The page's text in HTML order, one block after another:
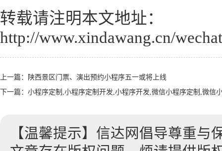
转载请注明本文地址：
http://www.xindawang.cn/
上一篇：
陕西景区门票、演出预约小程序五一或将上线
下一篇： 小程序定制,小程序定制开发,小程序开发,微信小程序定制,微信
【温馨提示】信达网倡导尊重与